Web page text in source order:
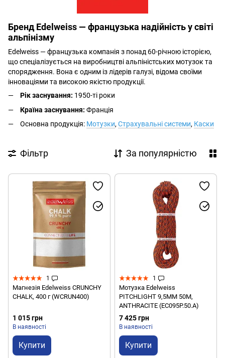
Бренд Edelweiss — французька надійність у світі
альпінізму
Edelweiss — французька компанія з понад 60-річною історією,
що спеціалізується на виробництві альпіністських мотузок та
спорядження. Вона є одним із лідерів галузі, відома своїми
інноваціями та високою якістю продукції.
Рік заснування: 1950-ті роки
Країна заснування: Франція
Основна продукція: Мотузки, Страхувальні системи, Каски
Фільтр За популярністю
1
Магнезія Edelweiss CRUNCHY
CHALK, 400 г (WCRUN400)
1 015 грн
В наявності
Купити
1
Мотузка Edelweiss
PITCHLIGHT 9,5MM 50M,
ANTHRACITE (EC095P.50.A)
7 425 грн
В наявності
Купити